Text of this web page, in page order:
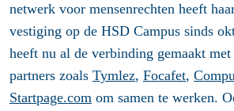
netwerk voor mensenrechten heeft
vestiging op de HSD Campus sinds
heeft nu al de verbinding gemaakt
partners zoals Tymlez, Focafet,
Startpage.com om samen te werken.